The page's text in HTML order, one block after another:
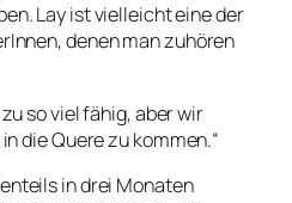
Lay ist vielleicht eine der
denen man zuhören
so viel fähig, aber wir
die Quere zu kommen.“
in drei Monaten